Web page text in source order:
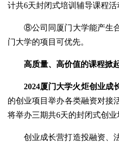
计共6天封闭式培训辅导课程活
⑧公司同厦门大学能产生
门大学的项目可优先。
高质量、高价值的课程掀
2024厦门大学火炬创业成
的创业项目举办各类融资对接
将举办三期共6天的封闭式创业
创业成长营打造投融资、